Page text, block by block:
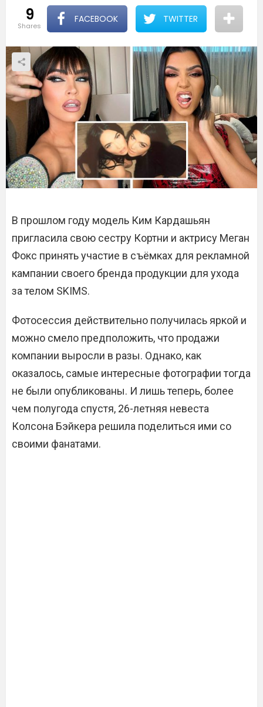
9
shares
FACEBOOK TWITTER
В прошлом году модель Ким Кардашьян
пригласила свою сестру Кортни и актрису Меган
Фокс принять участие в съёмках для рекламной
кампании своего бренда продукции для ухода
за телом SKIMS.
Фотосессия действительно получилась яркой и
можно смело предположить, что продажи
компании выросли в разы. Однако, как
оказалось, самые интересные фотографии тогда
не были опубликованы. И лишь теперь, более
чем полугода спустя, 26-летняя невеста
Колсона Бэйкера решила поделиться ими со
своими фанатами.